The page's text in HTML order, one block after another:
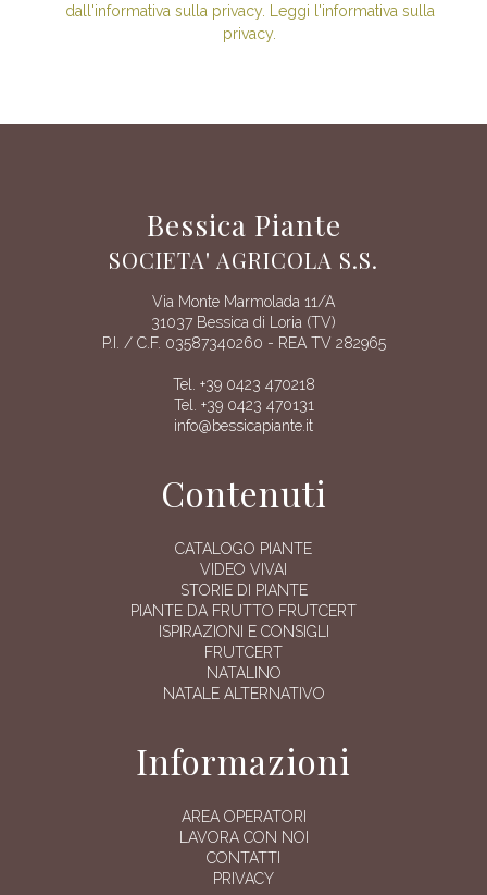
dall'informativa sulla privacy. Leggi l'informativa sulla
privacy.
Bessica Piante
SOCIETA' AGRICOLA S.S.
Via Monte Marmolada 11/A
31037 Bessica di Loria (TV)
P.I. / C.F. 03587340260 - REA TV 282965
Tel. +39 0423 470218
Tel. +39 0423 470131
info@bessicapiante.it
Contenuti
CATALOGO PIANTE
VIDEO VIVAI
STORIE DI PIANTE
PIANTE DA FRUTTO FRUTCERT
ISPIRAZIONI E CONSIGLI
FRUTCERT
NATALINO
NATALE ALTERNATIVO
Informazioni
AREA OPERATORI
LAVORA CON NOI
CONTATTI
PRIVACY